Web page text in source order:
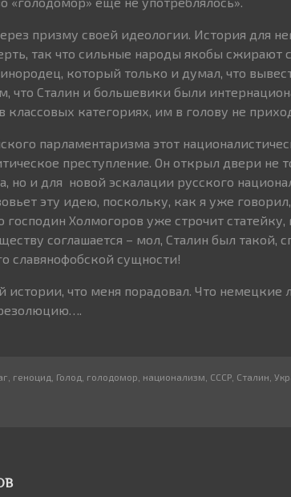
призму своей идеологии. История для
так что сильные народы якобы сжирают
который только и думал, что
что Сталин и большевики были
классовых категориях, им в голову не
парламентаризма этот
преступление. Он открыл двери не
но и для новой эскалации русского
эту идею, поскольку, как я уже
Холмогоров уже строчит статейку,
соглашается – мол, Сталин был такой,
славянофобской сущности!
истории, что меня порадовал. Что немецкие
геноцид Голод голодомор национализм СССР Сталин